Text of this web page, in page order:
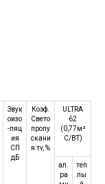
Звук
оизо
-ляц
ия
СП
дБ
Коэф.
Свето
пропу
скани
я τv, %
ULTRA
62
(0,77м²
С/ВТ)
ал.
ра
теп
лы